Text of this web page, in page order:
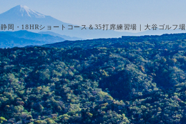
静岡・18HRショートコース＆35打席練習場｜大谷ゴルフ場